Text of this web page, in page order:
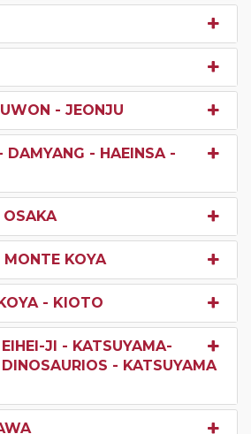
- JEONJU
DAMYANG - HAEINSA -
KOYA
- KIOTO
JI - KATSUYAMA-
- KATSUYAMA